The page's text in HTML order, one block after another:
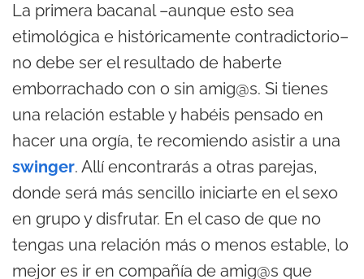
La primera bacanal –aunque esto sea
etimológica e históricamente contradictorio–
no debe ser el resultado de haberte
emborrachado con o sin amig@s. Si tienes
una relación estable y habéis pensado en
hacer una orgía, te recomiendo asistir a una
swinger. Allí encontrarás a otras parejas,
donde será más sencillo iniciarte en el sexo
en grupo y disfrutar. En el caso de que no
tengas una relación más o menos estable, lo
mejor es ir en compañía de amig@s que